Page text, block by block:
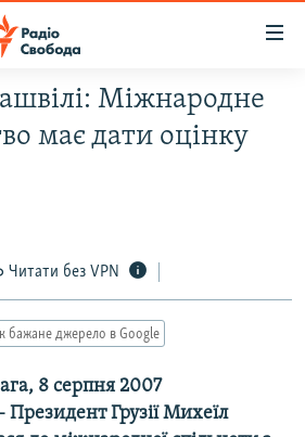
Міжнародне
має дати оцінку
Читати без VPN
бажане джерело в Google
8 серпня 2007
Президент Грузії Михеїл